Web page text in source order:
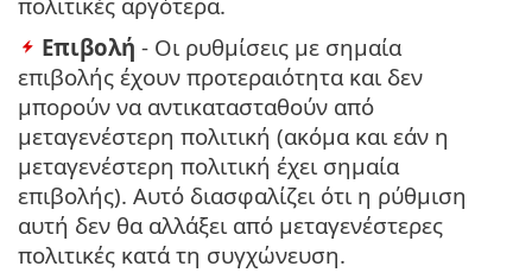
Επιβολή - Οι ρυθμίσεις με σημαία
επιβολής έχουν προτεραιότητα και δεν
μπορούν να αντικατασταθούν από
μεταγενέστερη πολιτική (ακόμα και εάν η
μεταγενέστερη πολιτική έχει σημαία
επιβολής). Αυτό διασφαλίζει ότι η ρύθμιση
αυτή δεν θα αλλάξει από μεταγενέστερες
πολιτικές κατά τη συγχώνευση.